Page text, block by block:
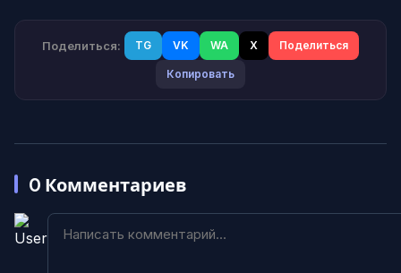
Поделиться: TG VK WA X Поделиться
Копировать
0 Комментариев